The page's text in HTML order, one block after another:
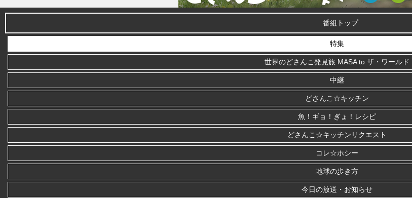
番組トップ
特集
世界のどさんこ発見旅 MASA to ザ・ワールド
中継
どさんこ☆キッチン
魚！ギョ！ぎょ！レシピ
どさんこ☆キッチンリクエスト
コレ☆ホシー
地球の歩き方
今日の放送・お知らせ